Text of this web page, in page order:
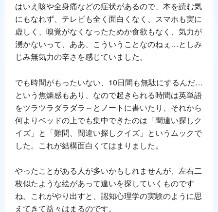
はいえ咳や全身痛などの症状があるので、本を読む気
にもなれず、テレビも全く面白くなく、スマホも実に
虚しく、嗅覚がなくなったためか食欲もなく、気力が
湧かないって、ああ、こういうことなのねぇ…としみ
じみ無気力の辛さを感じていました。
でも時間がもったいない、10日間も無駄にするんだ…
という焦燥感もあり、なので起きられる時間は英単語
をツラツラダラダラ～とノートに書いたり、それから
何よりベッドの上でも集中できたのは「間違い探しク
イズ」と「難問、間違い探しクイズ」というムックで
した。これが結構面白くてはまりました。
やったことがある人が多いかもしれませんが、左右二
枚似たような絵があって違いを探していくものです
ね。これがやり出すと、認知心理学の実験のように思
えてきて益々はまるのです。